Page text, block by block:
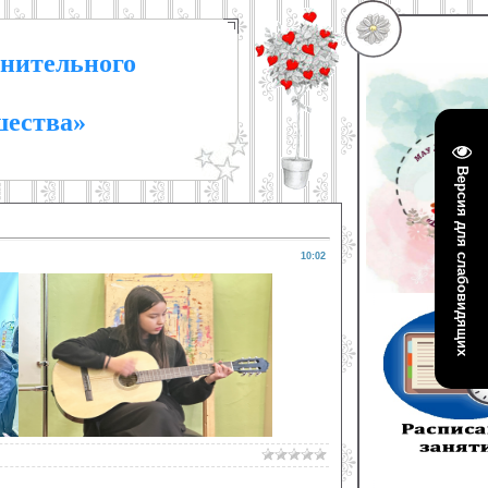
Версия для слабовидящих
10:02